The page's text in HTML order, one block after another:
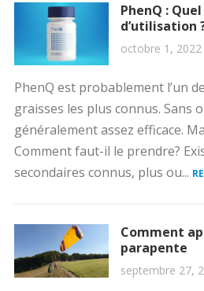
PhenQ :
d’utilisation
octobre 1, 2022
PhenQ est probablement l’un
graisses les plus connus. Sans
généralement assez efficace.
Comment faut-il le prendre?
secondaires connus, plus ou...
Comment
parapente
septembre 27,